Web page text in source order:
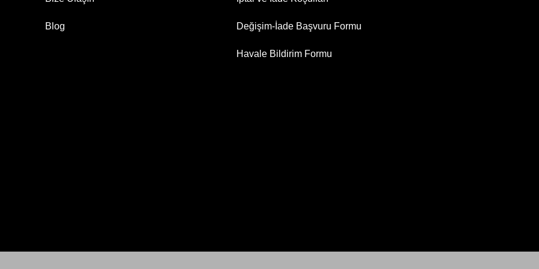
Blog Değişim-İade Başvuru Formu
Havale Bildirim Formu